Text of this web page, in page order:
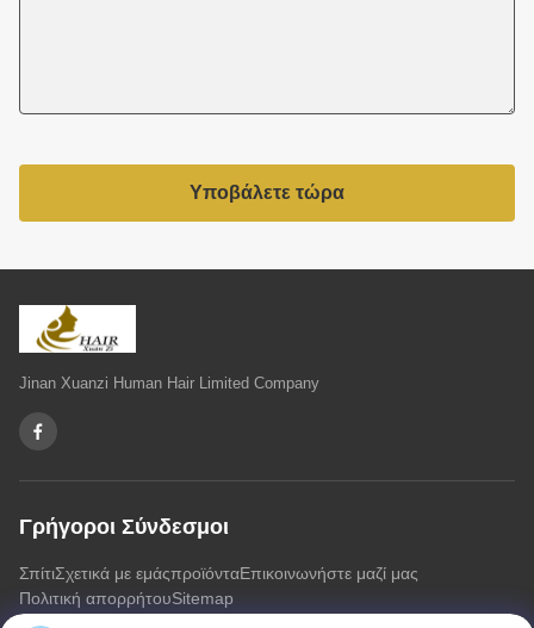
Υποβάλετε τώρα
Jinan Xuanzi Human Hair Limited Company
Γρήγοροι Σύνδεσμοι
ΣπίτιΣχετικά με εμάςπροϊόνταΕπικοινωνήστε μαζί μας
Πολιτική απορρήτουSitemap